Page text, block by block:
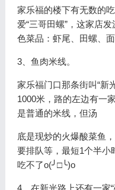
家乐福的楼下有无数的
爱“三哥田螺”，这家店
色菜品：虾尾、田螺、
3、鱼肉米线。
家乐福门口那条街叫“新
1000米，路的左边有一
是普通的米线，但汤
底是现炒的火爆酸菜鱼
要排队等，最短1个半
吃不了o(╯□╰)o
4、在新光路上还有一家